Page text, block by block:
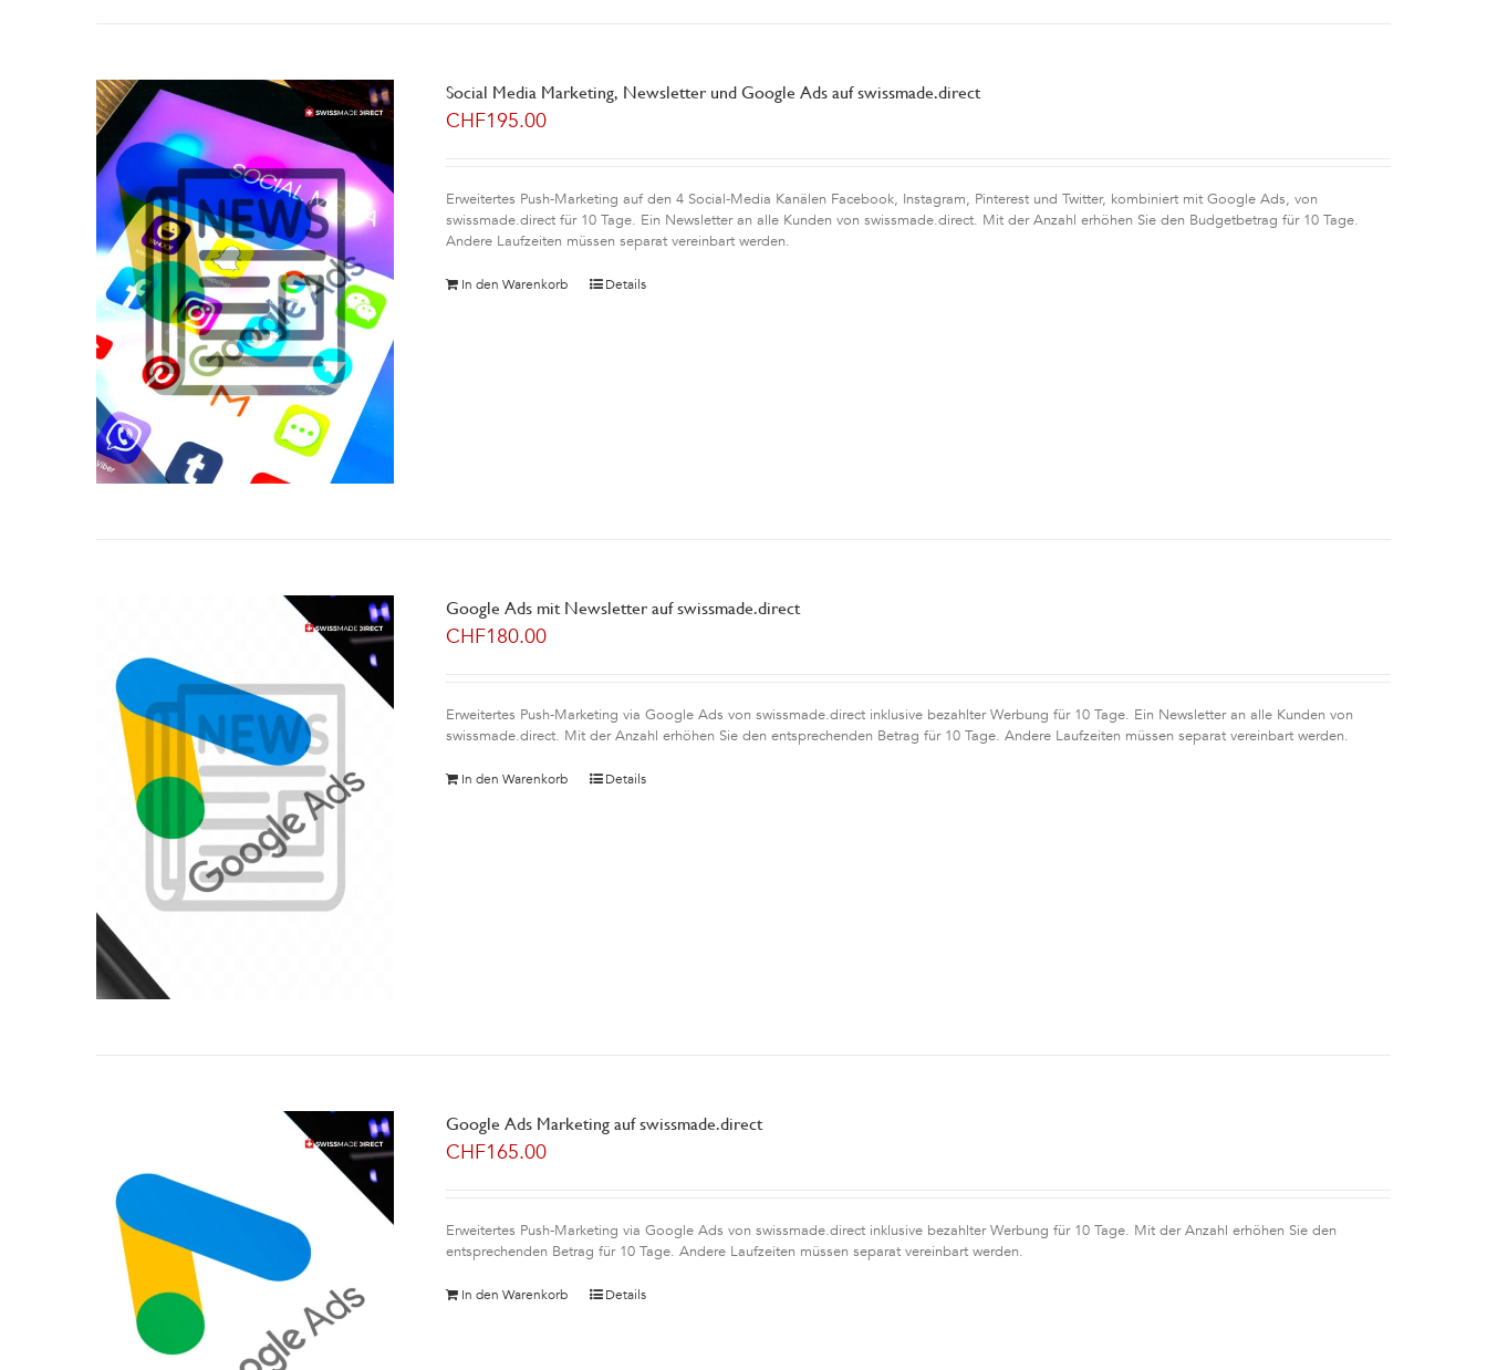
Social Media Marketing, Newsletter und Google Ads auf swissmade.direct
CHF195.00
Erweitertes Push-Marketing auf den 4 Social-Media Kanälen Facebook, Instagram, Pinterest und Twitter, kombiniert mit Google Ads, von
swissmade.direct für 10 Tage. Ein Newsletter an alle Kunden von swissmade.direct. Mit der Anzahl erhöhen Sie den Budgetbetrag für 10 Tage.
Andere Laufzeiten müssen separat vereinbart werden.
In den Warenkorb Details
Google Ads mit Newsletter auf swissmade.direct
CHF180.00
Erweitertes Push-Marketing via Google Ads von swissmade.direct inklusive bezahlter Werbung für 10 Tage. Ein Newsletter an alle Kunden von
swissmade.direct. Mit der Anzahl erhöhen Sie den entsprechenden Betrag für 10 Tage. Andere Laufzeiten müssen separat vereinbart werden.
In den Warenkorb Details
Google Ads Marketing auf swissmade.direct
CHF165.00
Erweitertes Push-Marketing via Google Ads von swissmade.direct inklusive bezahlter Werbung für 10 Tage. Mit der Anzahl erhöhen Sie den
entsprechenden Betrag für 10 Tage. Andere Laufzeiten müssen separat vereinbart werden.
In den Warenkorb Details